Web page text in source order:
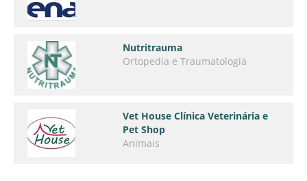
Nutritrauma
Ortopedia e Traumatologia
Vet House Clínica Veterinária e
Pet Shop
Animais